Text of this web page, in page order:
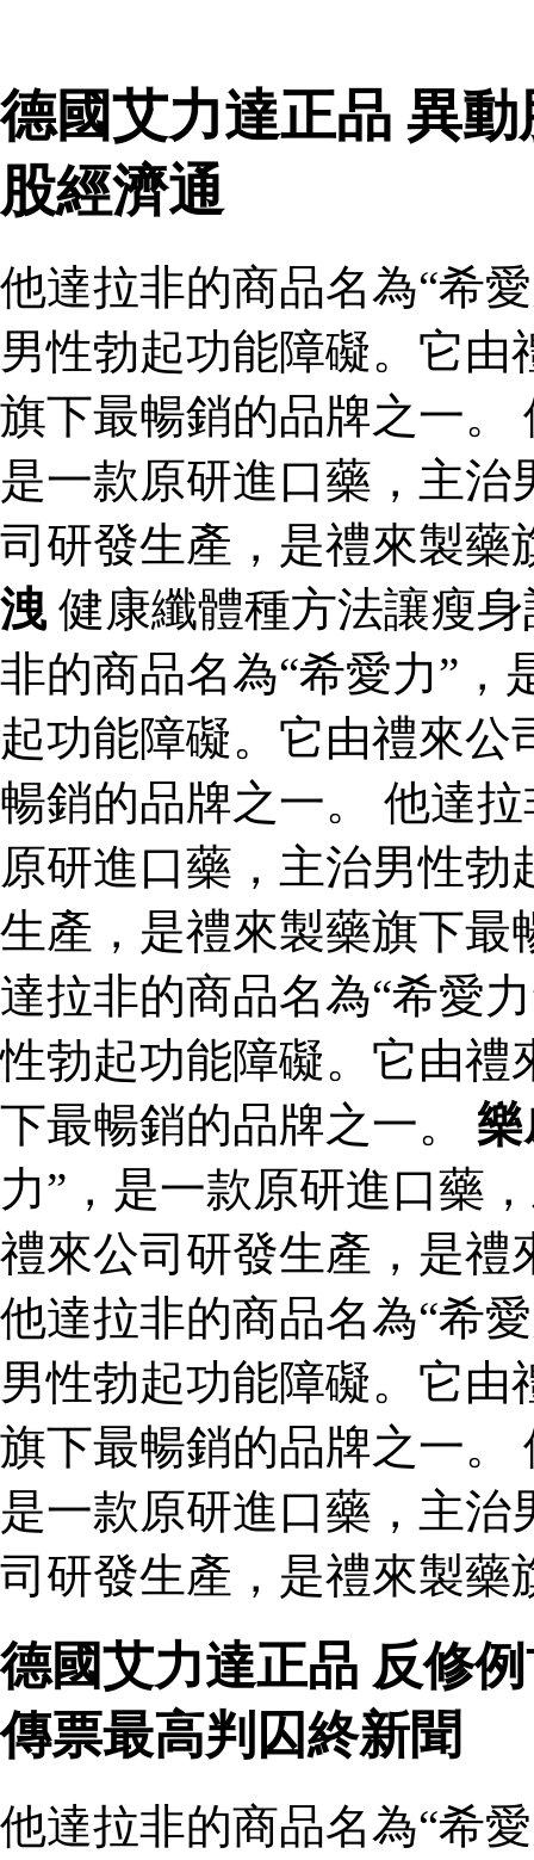
德國艾力達正品 異
股經濟通
他達拉非的商品名為“希
男性勃起功能障礙。它
旗下最暢銷的品牌之一。
是一款原研進口藥，主
司研發生產，是禮來製藥
洩 健康纖體種方法讓瘦
非的商品名為“希愛力”，
起功能障礙。它由禮來
暢銷的品牌之一。 他達
原研進口藥，主治男性
生產，是禮來製藥旗下
達拉非的商品名為“希愛
性勃起功能障礙。它由禮
下最暢銷的品牌之一。
力”，是一款原研進口藥
禮來公司研發生產，是禮
他達拉非的商品名為“希
男性勃起功能障礙。它
旗下最暢銷的品牌之一。
是一款原研進口藥，主
司研發生產，是禮來製藥
德國艾力達正品 反修
傳票最高判囚終新聞
他達拉非的商品名為“希